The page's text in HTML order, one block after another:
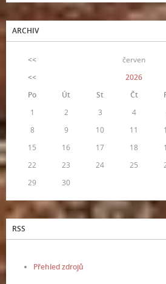
ARCHIV
<< červen
<<
2026
Po
Út St Čt
1
2 3 4
8
9 10 11
15
16 17 18
22
23 24 25
29
30
RSS
Přehled zdrojů